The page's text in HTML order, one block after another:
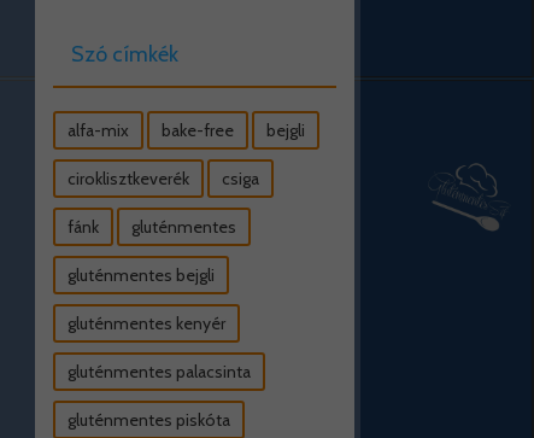
Szó címkék
alfa-mix bake-free bejgli
ciroklisztkeverék csiga
fánk gluténmentes
gluténmentes bejgli
gluténmentes kenyér
gluténmentes palacsinta
gluténmentes piskóta